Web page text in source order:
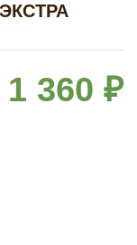
1 360 ₽